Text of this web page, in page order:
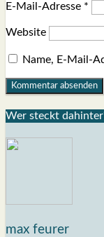
E-Mail-Adresse *
Website
Name, E-Mail-
Wer steckt
max feurer